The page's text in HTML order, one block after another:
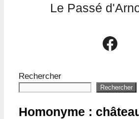
Le Passé
Le groupe
Rechercher
Rechercher
Homonyme :